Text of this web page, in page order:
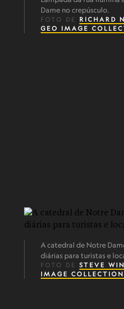
Dame no crepúsculo.
FOTO DE RICHARD
GEO IMAGE
A catedral de Notre
diárias para turistas e
FOTO DE STEVE
IMAGE COLLECTION